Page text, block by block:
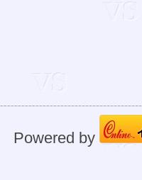
Powered by